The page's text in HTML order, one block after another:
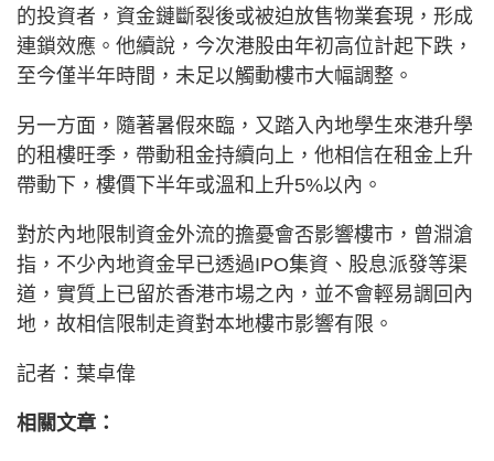
的投資者，資金鏈斷裂後或被迫放售物業套現，形成
連鎖效應。他續說，今次港股由年初高位計起下跌，
至今僅半年時間，未足以觸動樓市大幅調整。
另一方面，隨著暑假來臨，又踏入內地學生來港升學
的租樓旺季，帶動租金持續向上，他相信在租金上升
帶動下，樓價下半年或溫和上升5%以內。
對於內地限制資金外流的擔憂會否影響樓市，曾淵滄
指，不少內地資金早已透過IPO集資、股息派發等渠
道，實質上已留於香港市場之內，並不會輕易調回內
地，故相信限制走資對本地樓市影響有限。
記者：葉卓偉
相關文章：